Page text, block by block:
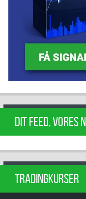
DIT FEED, VORES
TRADINGKURSER